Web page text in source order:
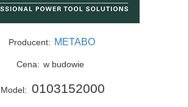
Producent: METABO
Cena: w budowie
Model: 0103152000